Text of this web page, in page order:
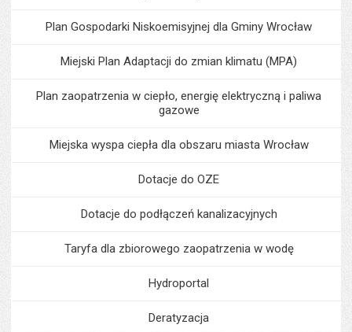
Plan Gospodarki Niskoemisyjnej dla Gminy Wrocław
Miejski Plan Adaptacji do zmian klimatu (MPA)
Plan zaopatrzenia w ciepło, energię elektryczną i paliwa
gazowe
Miejska wyspa ciepła dla obszaru miasta Wrocław
Dotacje do OZE
Dotacje do podłączeń kanalizacyjnych
Taryfa dla zbiorowego zaopatrzenia w wodę
Hydroportal
Deratyzacja